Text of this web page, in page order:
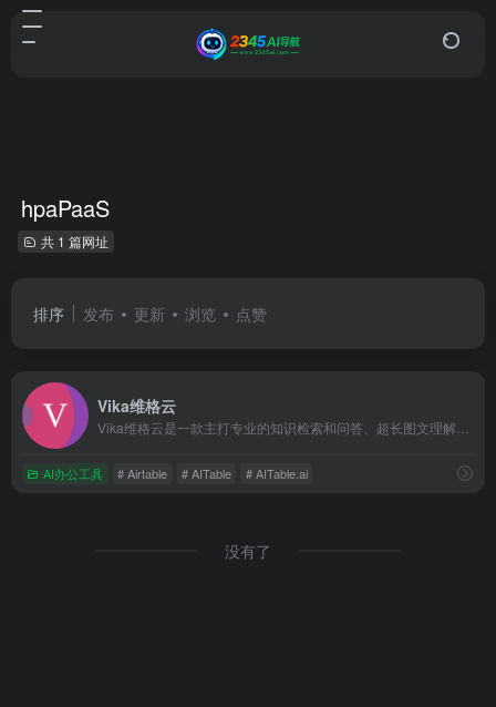
hpaPaaS
共 1 篇网址
排序 发布 更新 浏览 点赞
Vika维格云
AI办公工具 # Airtable # AITable # AITable.ai
没有了